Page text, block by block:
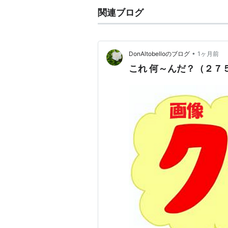
関連ブログ
DonAltobelloのブログ • 1ヶ月前
これ 何～んだ？（２７